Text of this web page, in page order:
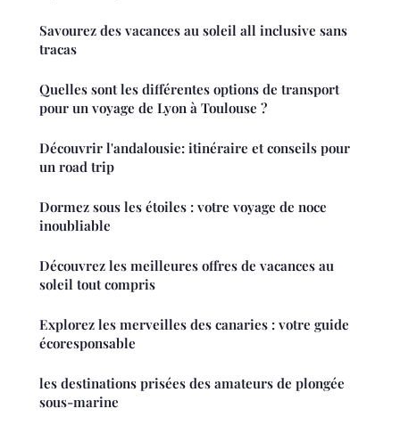
Savourez des vacances au soleil all inclusive sans
tracas
Quelles sont les différentes options de transport
pour un voyage de Lyon à Toulouse ?
Découvrir l'andalousie: itinéraire et conseils pour
un road trip
Dormez sous les étoiles : votre voyage de noce
inoubliable
Découvrez les meilleures offres de vacances au
soleil tout compris
Explorez les merveilles des canaries : votre guide
écoresponsable
les destinations prisées des amateurs de plongée
sous-marine